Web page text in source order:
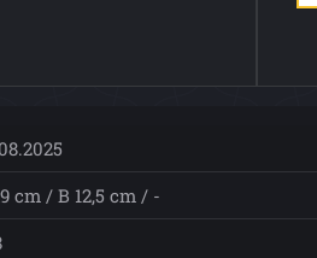
cm / B 12,5 cm / -